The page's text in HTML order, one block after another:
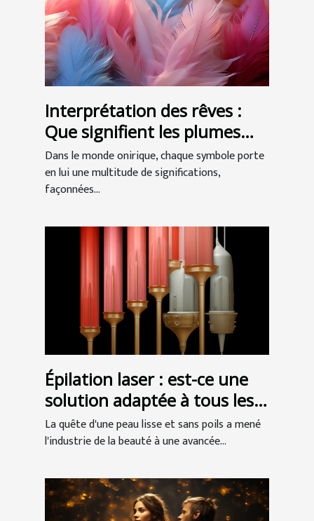
Interprétation des rêves :
Que signifient les plumes
dans nos songes ?
Dans le monde onirique, chaque symbole porte
en lui une multitude de significations,
façonnées...
Épilation laser : est-ce une
solution adaptée à tous les
types de peau ?
La quête d'une peau lisse et sans poils a mené
l'industrie de la beauté à une avancée...